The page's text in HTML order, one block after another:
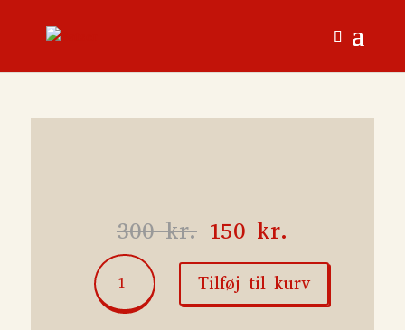
300kr. Den
pris
var:
300 kr..
150 kr.
pris
er:
150 kr..
Provst
Gotvins
geometri
Tilføj til kurv